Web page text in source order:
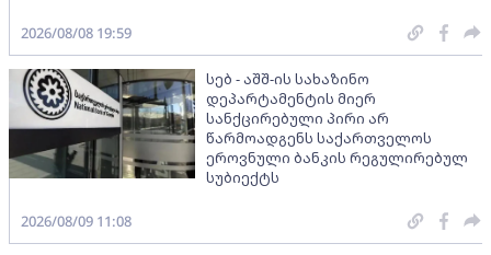
2026/08/08 19:59
სებ - აშშ-ის სახაზინო
დეპარტამენტის მიერ
სანქცირებული პირი არ
წარმოადგენს საქართველოს
ეროვნული ბანკის რეგულირებულ
სუბიექტს
2026/08/09 11:08